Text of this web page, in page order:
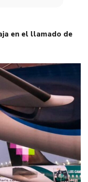
en el llamado de